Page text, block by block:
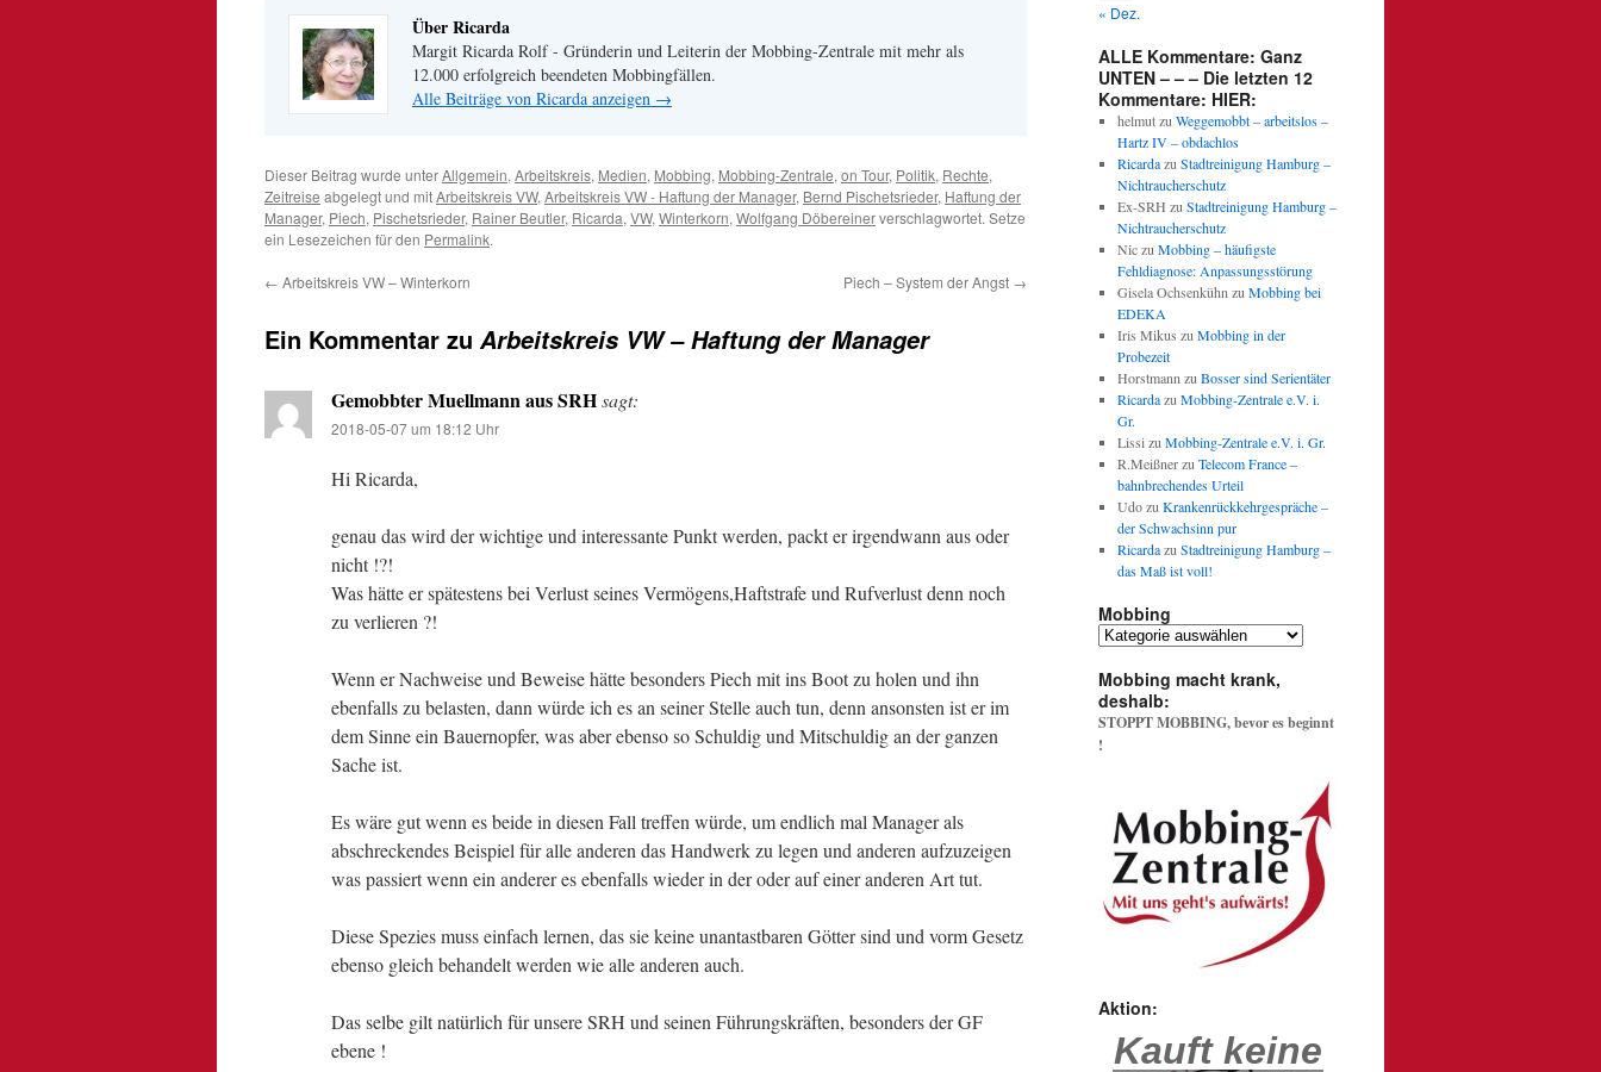
Über Ricarda
Margit Ricarda Rolf - Gründerin und Leiterin der Mobbing-Zentrale mit mehr als
12.000 erfolgreich beendeten Mobbingfällen.
Alle Beiträge von Ricarda anzeigen →
Dieser Beitrag wurde unterAllgemein, Arbeitskreis, Medien, Mobbing, Mobbing-Zentrale, on Tour, Politik, Rechte,
Zeitreise abgelegt und mitArbeitskreis VW, Arbeitskreis VW - Haftung der Manager, Bernd Pischetsrieder, Haftung der
Manager, Piech, Pischetsrieder, Rainer Beutler, Ricarda, VW, Winterkorn, Wolfgang Döbereinerverschlagwortet. Setze
ein Lesezeichen für den Permalink.
← Arbeitskreis VW – Winterkorn Piech – System der Angst →
Ein Kommentar zu Arbeitskreis VW – Haftung der Manager
Gemobbter Muellmann aus SRHsagt:
2018-05-07 um 18:12 Uhr
Hi Ricarda,
genau das wird der wichtige und interessante Punkt werden, packt er irgendwann aus oder
nicht !?!
Was hätte er spätestens bei Verlust seines Vermögens,Haftstrafe und Rufverlust denn noch
zu verlieren ?!
Wenn er Nachweise und Beweise hätte besonders Piech mit ins Boot zu holen und ihn
ebenfalls zu belasten, dann würde ich es an seiner Stelle auch tun, denn ansonsten ist er im
dem Sinne ein Bauernopfer, was aber ebenso so Schuldig und Mitschuldig an der ganzen
Sache ist.
Es wäre gut wenn es beide in diesen Fall treffen würde, um endlich mal Manager als
abschreckendes Beispiel für alle anderen das Handwerk zu legen und anderen aufzuzeigen
was passiert wenn ein anderer es ebenfalls wieder in der oder auf einer anderen Art tut.
Diese Spezies muss einfach lernen, das sie keine unantastbaren Götter sind und vorm Gesetz
ebenso gleich behandelt werden wie alle anderen auch.
Das selbe gilt natürlich für unsere SRH und seinen Führungskräften, besonders der GF
ebene !
« Dez.
ALLE Kommentare: Ganz
UNTEN – – – Die letzten 12
Kommentare: HIER:
helmutzu Weggemobbt – arbeitslos –
Hartz IV – obdachlos
Ricardazu Stadtreinigung Hamburg –
Nichtraucherschutz
Ex-SRH zu Stadtreinigung Hamburg –
Nichtraucherschutz
Niczu Mobbing – häufigste
Fehldiagnose: Anpassungsstörung
Gisela Ochsenkühn zu Mobbing bei
EDEKA
Iris Mikus zu Mobbing in der
Probezeit
Horstmann zu Bosser sind Serientäter
Ricardazu Mobbing-Zentrale e.V. i.
Gr.
Lissi zu Mobbing-Zentrale e.V. i. Gr.
R.Meißnerzu Telecom France –
bahnbrechendes Urteil
Udozu Krankenrückkehrgespräche –
der Schwachsinn pur
Ricardazu Stadtreinigung Hamburg –
das Maß ist voll!
Mobbing
Mobbing
Mobbing macht krank,
deshalb:
STOPPT MOBBING, bevor es beginnt
!
Aktion:
Kauft keine